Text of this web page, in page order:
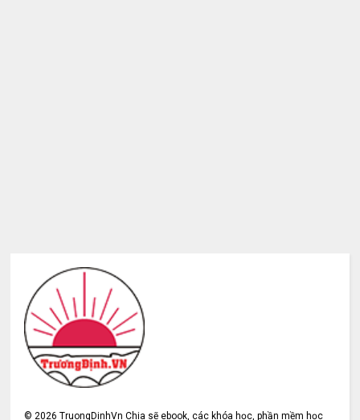
© 2026 TruongDinhVn Chia sẽ ebook, các khóa học, phần mềm học